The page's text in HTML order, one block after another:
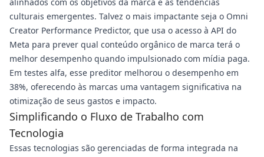
culturais emergentes. Talvez o mais impactante seja o Omni
Creator Performance Predictor, que usa o acesso à API do
Meta para prever qual conteúdo orgânico de marca terá o
melhor desempenho quando impulsionado com mídia paga.
Em testes alfa, esse preditor melhorou o desempenho em
38%, oferecendo às marcas uma vantagem significativa na
otimização de seus gastos e impacto.
Simplificando o Fluxo de Trabalho com
Tecnologia
Essas tecnologias são gerenciadas de forma integrada na